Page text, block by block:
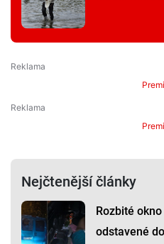
Nejčtenější články
Rozbité
odstavené